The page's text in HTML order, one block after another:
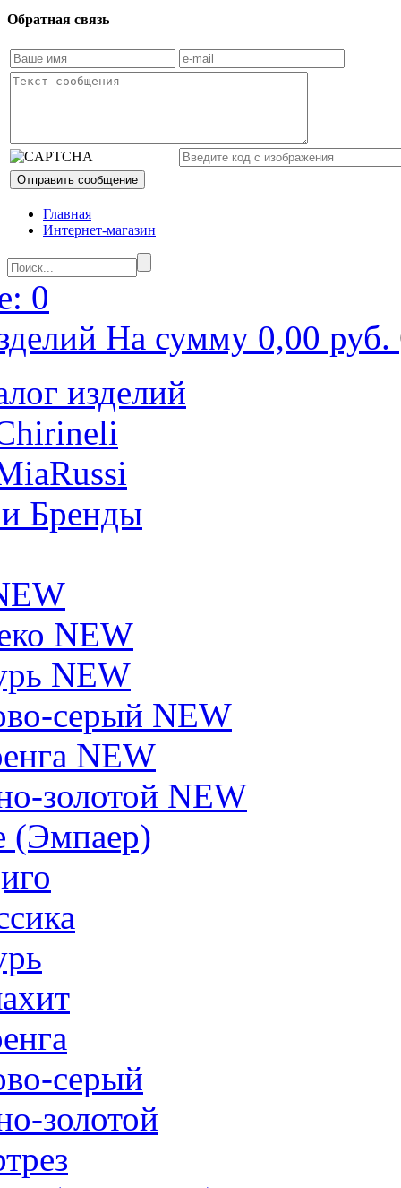
Обратная связь
Главная
Интернет-магазин
0
На сумму 0,00 руб.
изделий
Бренды
NEW
NEW
серый NEW
NEW
золотой NEW
(Эмпаер)
серый
золотой